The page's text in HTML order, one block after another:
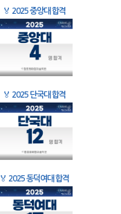
🏅 2025 중앙대 합격
🏅 2025 단국대 합격
🏅 2025 동덕여대 합격